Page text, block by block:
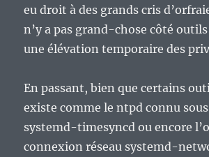
eu droit à des grands cris
n’y a pas grand-chose côté
une élévation temporaire des
En passant, bien que certains
existe comme le ntpd connu
systemd-timesyncd ou encore
connexion réseau systemd-